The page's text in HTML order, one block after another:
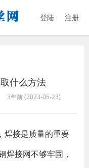
登陆 注册
什么方法
3年前 (2023-05-23)
焊接是质量的重要
焊接网不够牢固，